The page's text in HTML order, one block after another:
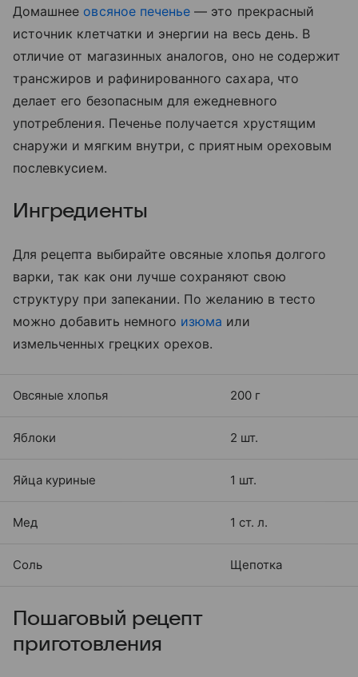
Домашнее овсяное печенье — это прекрасный
источник клетчатки и энергии на весь день. В
отличие от магазинных аналогов, оно не содержит
трансжиров и рафинированного сахара, что
делает его безопасным для ежедневного
употребления. Печенье получается хрустящим
снаружи и мягким внутри, с приятным ореховым
послевкусием.
Ингредиенты
Для рецепта выбирайте овсяные хлопья долгого
варки, так как они лучше сохраняют свою
структуру при запекании. По желанию в тесто
можно добавить немного изюма или
измельченных грецких орехов.
Овсяные хлопья 200 г
Яблоки 2 шт.
Яйца куриные 1 шт.
Мед 1 ст. л.
Соль Щепотка
Пошаговый рецепт
приготовления